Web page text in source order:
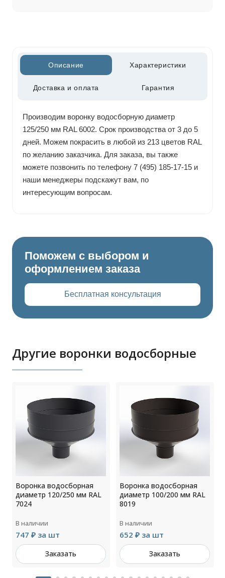
Описание Характеристики
Доставка и оплата Гарантия
Производим воронку водосборную диаметр
125/250 мм RAL 6002. Срок производства от 3 до 5
дней. Можем покрасить в любой из 213 цветов RAL
по желанию заказчика. Для заказа, вы также
можете позвонить по телефону 7 (495) 185-17-15 и
наши менеджеры подскажут вам, по
интересующим вопросам.
Поможем с выбором и
оформлением заказа
Бесплатная консультация
Другие воронки водосборные
Воронка водосборная
диаметр 120/250 мм RAL
7024
В наличии
747 ₽ за шт
Заказать
Воронка водосборная
диаметр 100/200 мм RAL
8019
В наличии
652 ₽ за шт
Заказать